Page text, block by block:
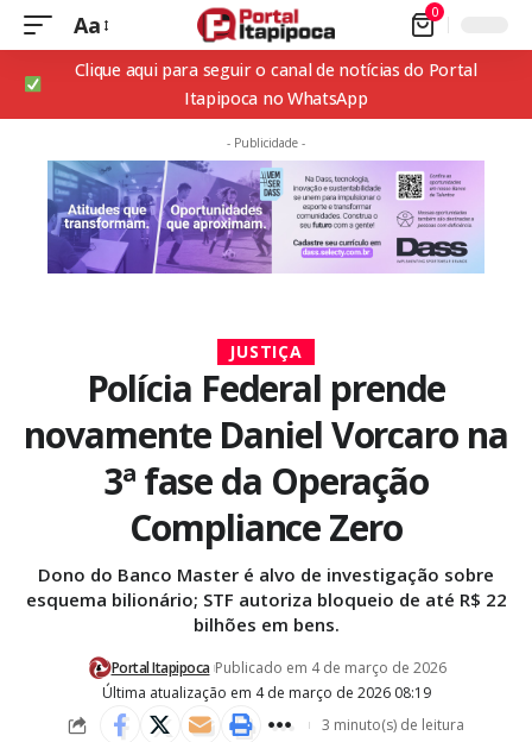
Aa 0
Clique aqui para seguir o canal de notícias do Portal
Itapipoca no WhatsApp
- Publicidade -
JUSTIÇA
Polícia Federal prende
novamente Daniel Vorcaro na
3ª fase da Operação
Compliance Zero
Dono do Banco Master é alvo de investigação sobre
esquema bilionário; STF autoriza bloqueio de até R$ 22
bilhões em bens.
Última atualização em 4 de março de 2026 08:19
Portal Itapipoca Publicado em 4 de março de 2026
3 minuto(s) de leitura